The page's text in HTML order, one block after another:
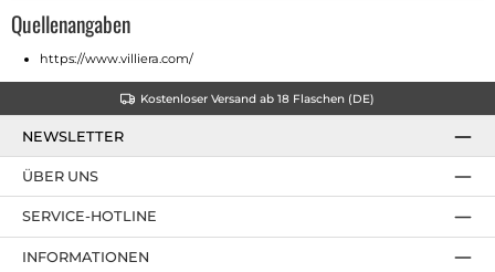
Quellenangaben
https://www.villiera.com/
Kostenloser Versand ab 18 Flaschen (DE)
NEWSLETTER
SERVICE-HOTLINE
ÜBER UNS
INFORMATIONEN